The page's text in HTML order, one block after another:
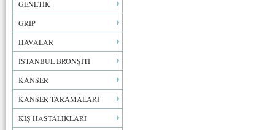
GENETİK
GRİP
HAVALAR
İSTANBUL BRONŞİTİ
KANSER
KANSER TARAMALARI
KIŞ HASTALIKLARI